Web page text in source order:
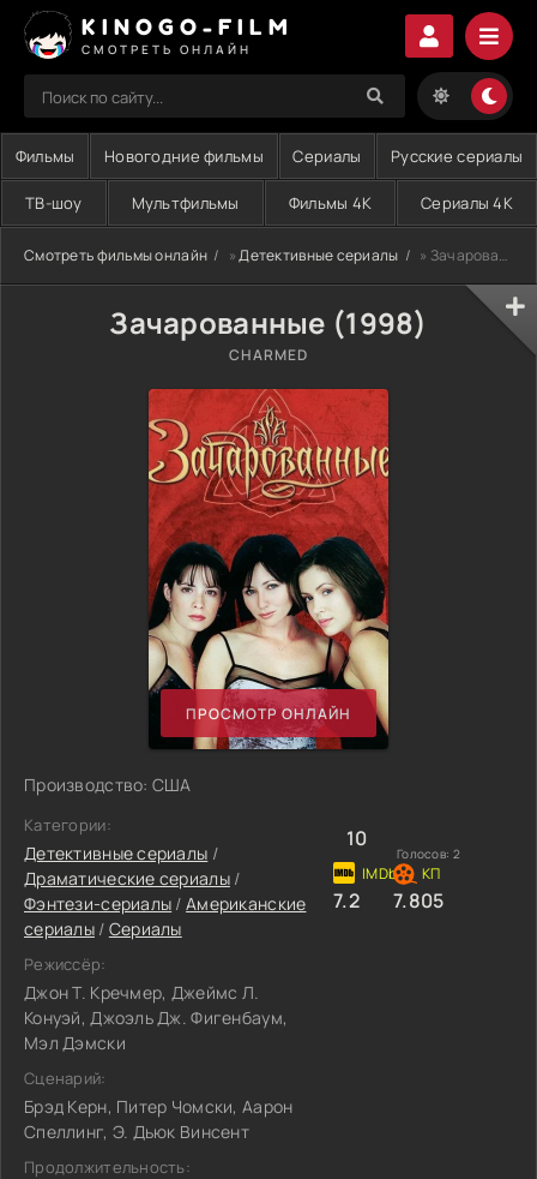
KINOGO-FILM
СМОТРЕТЬ ОНЛАЙН
Фильмы Новогодние фильмы Сериалы Русские сериалы
ТВ-шоу Мультфильмы Фильмы 4K Сериалы 4K
Смотреть фильмы онлайн »Детективные сериалы » Зачарованные (1998)
Зачарованные (1998)
CHARMED
ПРОСМОТР ОНЛАЙН
Производство: США
Категории:
Детективные сериалы /
Драматические сериалы/
Фэнтези-сериалы /Американские
сериалы/ Сериалы
Режиссёр:
Джон Т. Кречмер, Джеймс Л.
Конуэй, Джоэль Дж. Фигенбаум,
Мэл Дэмски
Сценарий:
Брэд Керн, Питер Чомски, Аарон
Спеллинг, Э. Дьюк Винсент
Продолжительность:
10
Голосов: 2
7.2 7.805